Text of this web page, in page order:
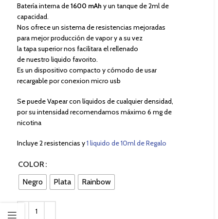
Batería interna de1600 mAh y un tanque de 2ml de
capacidad.
Nos ofrece un sistema de resistencias mejoradas
para mejor producción de vapor y a su vez
la tapa superior nos facilitara el rellenado
de nuestro liquido favorito.
Es un dispositivo compacto y cómodo de usar
recargable por conexion micro usb
Se puede Vapear con líquidos de cualquier densidad,
por su intensidad recomendamos máximo 6 mg de
nicotina
Incluye 2 resistencias y1 liquido de 10ml de Regalo
COLOR
Negro
Plata Rainbow